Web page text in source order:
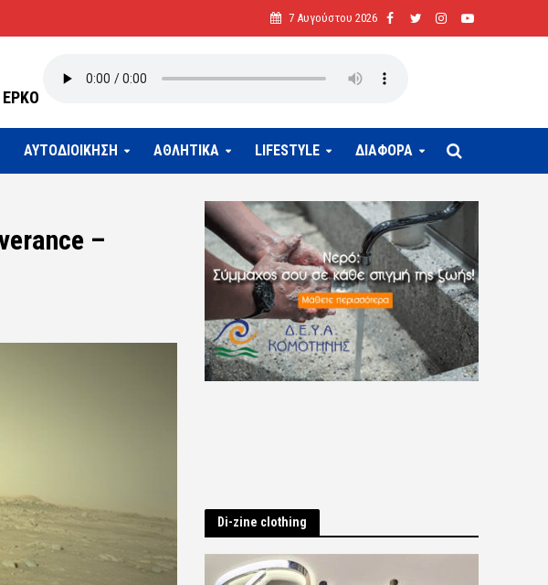
7 Αυγούστου 2026
ΑΥΤΟΔΙΟΙΚΗΣΗ ΑΘΛΗΤΙΚΑ LIFESTYLE ΔΙΑΦΟΡΑ
–
Di-zine clothing